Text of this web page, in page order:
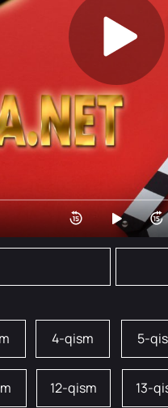
4-qism 5-
12-qism 13-